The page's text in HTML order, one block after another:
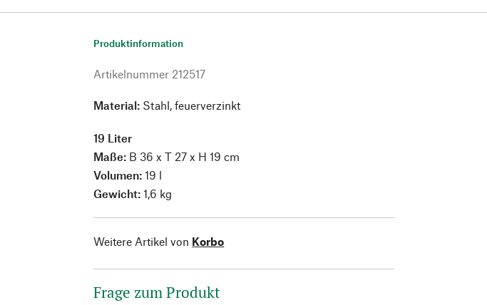
Produktinformation
Artikelnummer 212517
Material: Stahl, feuerverzinkt
19 Liter
Maße: B 36 x T 27 x H 19 cm
Volumen:19 l
Gewicht: 1,6 kg
Weitere Artikel von Korbo
Frage zum Produkt